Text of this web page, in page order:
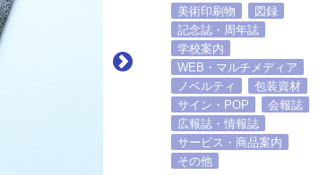
美術印刷物
図録
記念誌・周年誌
学校案内
WEB・マルチメディア
ノベルティ
包装資材
サイン・POP
会報誌
広報誌・情報誌
サービス・商品案内
その他